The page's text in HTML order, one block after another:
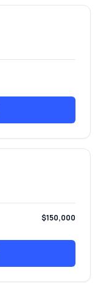
$150,000